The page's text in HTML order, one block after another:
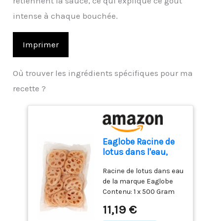
intense à chaque bouchée.
Imprimer
Où trouver les ingrédients spécifiques pour ma
recette ?
Eaglobe Racine de
lotus dans l'eau,
Racine de lotus dans eau
de la marque Eaglobe
Contenu: 1 x 500 Gram
la marque Eaglobe
11,19 €